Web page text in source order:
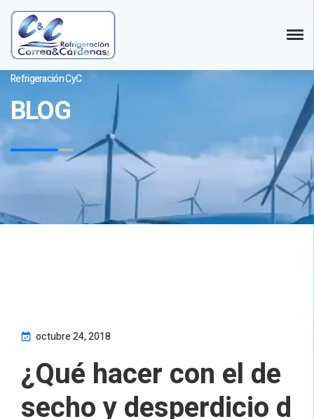
Refrigeración CyC
BLOG
octubre 24, 2018
¿Qué hacer con el de
secho y desperdicio d